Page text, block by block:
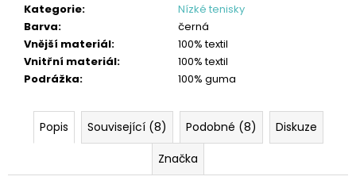
Kategorie:
Nízké tenisky
Barva:
černá
Vnější materiál:
100% textil
Vnitřní materiál:
100% textil
Podrážka: 100% guma
Popis Související (8) Podobné (8)
Diskuze
Značka